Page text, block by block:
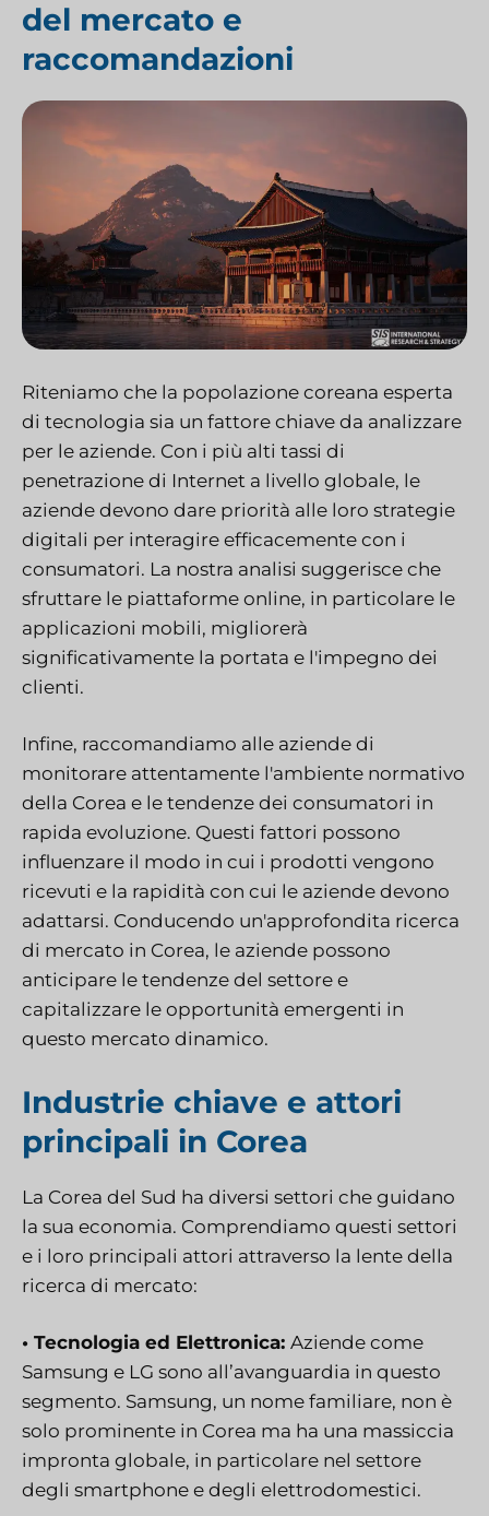
del mercato e
raccomandazioni
Riteniamo che la popolazione coreana esperta
di tecnologia sia un fattore chiave da analizzare
per le aziende. Con i più alti tassi di
penetrazione di Internet a livello globale, le
aziende devono dare priorità alle loro strategie
digitali per interagire efficacemente con i
consumatori. La nostra analisi suggerisce che
sfruttare le piattaforme online, in particolare le
applicazioni mobili, migliorerà
significativamente la portata e l'impegno dei
clienti.
Infine, raccomandiamo alle aziende di
monitorare attentamente l'ambiente normativo
della Corea e le tendenze dei consumatori in
rapida evoluzione. Questi fattori possono
influenzare il modo in cui i prodotti vengono
ricevuti e la rapidità con cui le aziende devono
adattarsi. Conducendo un'approfondita ricerca
di mercato in Corea, le aziende possono
anticipare le tendenze del settore e
capitalizzare le opportunità emergenti in
questo mercato dinamico.
Industrie chiave e attori
principali in Corea
La Corea del Sud ha diversi settori che guidano
la sua economia. Comprendiamo questi settori
e i loro principali attori attraverso la lente della
ricerca di mercato:
• Tecnologia ed Elettronica: Aziende come
Samsung e LG sono all’avanguardia in questo
segmento. Samsung, un nome familiare, non è
solo prominente in Corea ma ha una massiccia
impronta globale, in particolare nel settore
degli smartphone e degli elettrodomestici.